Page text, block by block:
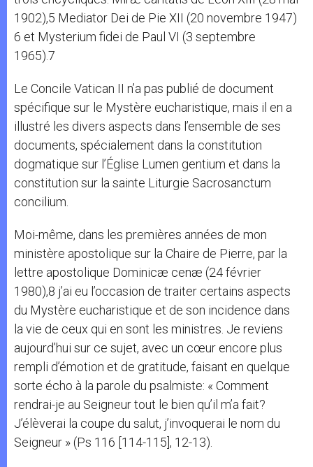
1902),5 Mediator Dei de Pie XII (20 novembre 1947)
6 et Mysterium fidei de Paul VI (3 septembre
1965).7
Le Concile Vatican II n’a pas publié de document
spécifique sur le Mystère eucharistique, mais il en a
illustré les divers aspects dans l’ensemble de ses
documents, spécialement dans la constitution
dogmatique sur l’Église Lumen gentium et dans la
constitution sur la sainte Liturgie Sacrosanctum
concilium.
Moi-même, dans les premières années de mon
ministère apostolique sur la Chaire de Pierre, par la
lettre apostolique Dominicæ cenæ (24 février
1980),8 j’ai eu l’occasion de traiter certains aspects
du Mystère eucharistique et de son incidence dans
la vie de ceux qui en sont les ministres. Je reviens
aujourd’hui sur ce sujet, avec un cœur encore plus
rempli d’émotion et de gratitude, faisant en quelque
sorte écho à la parole du psalmiste: « Comment
rendrai-je au Seigneur tout le bien qu’il m’a fait?
J’élèverai la coupe du salut, j’invoquerai le nom du
Seigneur » (Ps 116 [114-115], 12-13).